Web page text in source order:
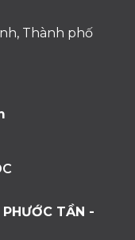
Thành phố
PHƯỚC TẦN -